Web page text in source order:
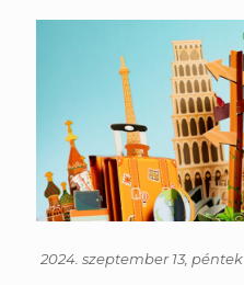
2024. szeptember 13, péntek